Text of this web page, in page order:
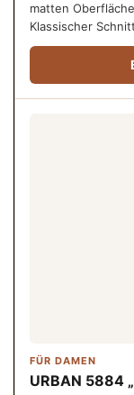
matten
Klassischer
FÜR DAMEN
URBAN 5884